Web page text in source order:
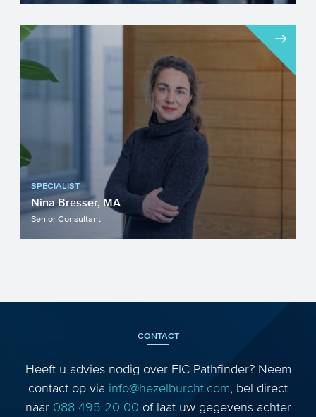
toonaangevende High Tech sector.
Nederlandse High Tech materialen,
compon...
SPECIALIST
Nina Bresser, MA
Senior Consultant
CONTACT
Heeft u advies nodig over EIC Pathfinder? Neem
contact op via info@hezelburcht.com, bel direct
naar 088 495 20 00 of laat uw gegevens achter